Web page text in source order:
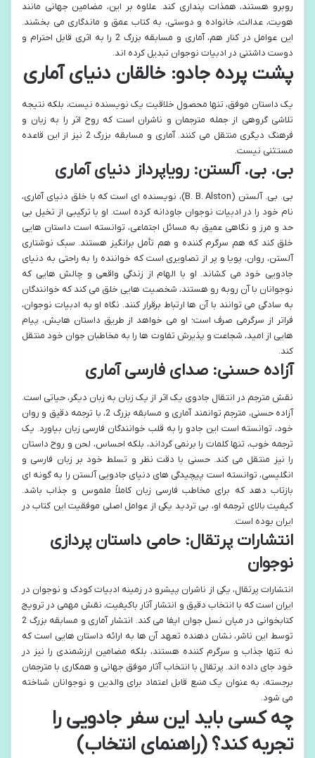
روبرو هستند، همذات پنداری کند. علاوه بر این، مضامین جهانی مانند
هویت، عدالت، خانواده و دوستی، به کتاب عمق و ماندگاری می بخشند.
این عوامل در کنار هم، آماری و مسابقه بزرگ 2 را به اثری قابل احترام و
دوست داشتنی در ادبیات نوجوان تبدیل کرده اند.
پشت پرده جادو: خالقان دنیای آماری
یک داستان موفق، تنها محصول خلاقیت یک نویسنده نیست، بلکه نتیجه
تلاشی گروهی از جمله مترجمان و ناشران است که روح اثر را به زبان و
فرهنگ دیگری منتقل می کنند. آماری و مسابقه بزرگ 2 نیز از این قاعده
مستثنی نیست.
بی. بی. آلستن: رویاپرداز دنیای آماری
بی. بی. آلستن (B. B. Alston)، نویسنده ای است که با خلق دنیای آماری،
نام خود را در ادبیات نوجوان جاودانه کرده است. او با ترکیبی از تخیل بی
حد و مرز و نگاهی عمیق به مسائل اجتماعی، توانسته است داستان هایی
خلق کند که هم سرگرم کننده و هم تأمل برانگیز هستند. سبک نوشتاری
آلستن، روان، پویا و پر از تصاویری است که خواننده را به راحتی به دنیای
جادویی خود می کشاند. او با الهام از زندگی واقعی و چالش هایی که
نوجوانان با آن روبه رو هستند، شخصیت هایی خلق می کند که خوانندگان
به سادگی می توانند با آن ها ارتباط برقرار کنند. نگاه او به ادبیات نوجوان،
فراتر از سرگرمی صرف است؛ او می خواهد از طریق داستان هایش، پیام
هایی از امید، شجاعت و پذیرش تفاوت ها را به مخاطبان جوان خود منتقل
کند.
آزاده حسنی: صدای فارسی آماری
نقش مترجم در انتقال جادوی یک اثر از یک زبان به زبان دیگر، حیاتی است.
آزاده حسنی، مترجم توانمند آماری و مسابقه بزرگ 2، با ترجمه دقیق و روان
خود، توانسته است این جادو را به قلب خوانندگان فارسی زبان بیاورد. یک
ترجمه خوب، تنها کلمات را برنمی گرداند، بلکه احساس، لحن و روح داستان
را نیز منتقل می کند. حسنی با دقت نظر و تسلط خود بر زبان فارسی و
انگلیسی، توانسته است پیچیدگی های دنیای جادویی آلستن را به گونه ای
بازتاب دهد که برای مخاطب فارسی زبان کاملاً ملموس و جذاب باشد.
کیفیت بالای ترجمه او، بی تردید یکی از عوامل اصلی موفقیت این کتاب در
ایران بوده است.
انتشارات پرتقال: حامی داستان پردازی
نوجوان
انتشارات پرتقال، یکی از ناشران پیشرو در زمینه ادبیات کودک و نوجوان در
ایران است که با انتخاب دقیق و انتشار آثار باکیفیت، نقش مهمی در ترویج
کتابخوانی در میان نسل جوان ایفا می کند. انتشار آماری و مسابقه بزرگ 2
توسط این ناشر، نشان دهنده تعهد آن ها به ارائه داستان هایی است که
نه تنها جذاب و سرگرم کننده هستند، بلکه مضامین ارزشمندی را نیز در
خود جای داده اند. پرتقال با انتخاب آثار موفق جهانی و همکاری با مترجمان
برجسته، به عنوان یک منبع قابل اعتماد برای والدین و نوجوانان شناخته
می شود.
چه کسی باید این سفر جادویی را
تجربه کند؟ (راهنمای انتخاب)